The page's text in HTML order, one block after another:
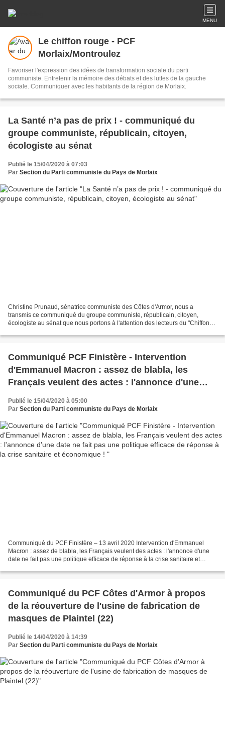
MENU
Le chiffon rouge - PCF
Morlaix/Montroulez
Favoriser l'expression des idées de transformation sociale du parti
communiste. Entretenir la mémoire des débats et des luttes de la gauche
sociale. Communiquer avec les habitants de la région de Morlaix.
La Santé n’a pas de prix ! - communiqué du
groupe communiste, républicain, citoyen,
écologiste au sénat
Publié le 15/04/2020 à 07:03
Par Section du Parti communiste du Pays de Morlaix
Christine Prunaud, sénatrice communiste des Côtes d'Armor, nous a
transmis ce communiqué du groupe communiste, républicain, citoyen,
écologiste au sénat que nous portons à l'attention des lecteurs du "Chiffon
Communiqué PCF Finistère - Intervention
d'Emmanuel Macron : assez de blabla, les
Français veulent des actes : l'annonce d'une
réponse à la crise sanitaire et économique !
Publié le 15/04/2020 à 05:00
Par Section du Parti communiste du Pays de Morlaix
Communiqué du PCF Finistère – 13 avril 2020 Intervention d'Emmanuel
Macron : assez de blabla, les Français veulent des actes : l'annonce d'une
date ne fait pas une politique efficace de réponse à la crise sanitaire et
Communiqué du PCF Côtes d'Armor à propos
de la réouverture de l'usine de fabrication de
masques de Plaintel (22)
Publié le 14/04/2020 à 14:39
Par Section du Parti communiste du Pays de Morlaix